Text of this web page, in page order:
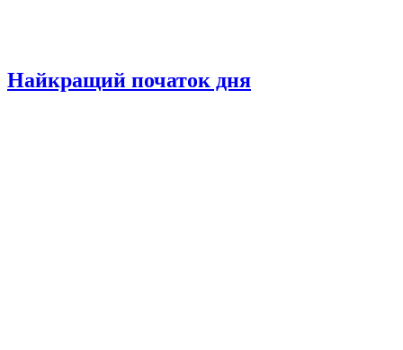
Найкращий початок дня